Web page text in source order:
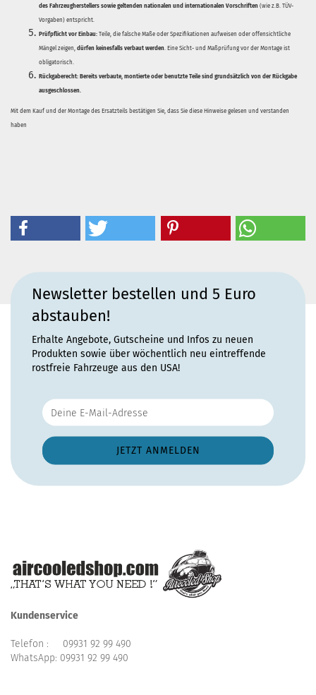
des Fahrzeugherstellers sowie geltenden nationalen und internationalen Vorschriften (wie z.B. TÜV-
Vorgaben) entspricht.
Prüfpflicht vor Einbau: Teile, die falsche Maße oder Spezifikationen aufweisen oder offensichtliche
Mängel zeigen, dürfen keinesfalls verbaut werden. Eine Sicht- und Maßprüfung vor der Montage ist
obligatorisch.
Rückgaberecht: Bereits verbaute, montierte oder benutzte Teile sind grundsätzlich von der Rückgabe
ausgeschlossen.
Mit dem Kauf und der Montage des Ersatzteils bestätigen Sie, dass Sie diese Hinweise gelesen und verstanden
haben
Newsletter bestellen und 5 Euro
abstauben!
Erhalte Angebote, Gutscheine und Infos zu neuen
Produkten sowie über wöchentlich neu eintreffende
rostfreie Fahrzeuge aus den USA!
Kundenservice
Telefon : 09931 92 99 490
WhatsApp: 09931 92 99 490